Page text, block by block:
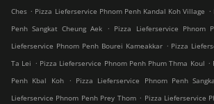
Ches . Pizza Lieferservice Phnom Penh Kandal Koh Village .
Penh Sangkat Cheung Aek
. Pizza Lieferservice Phnom
Lieferservice Phnom Penh Bourei Kameakkar . Pizza
Ta Lei . Pizza Lieferservice Phnom Penh Phum Thma Koul .
Penh Kbal Koh
. Pizza Lieferservice Phnom Penh
Lieferservice Phnom Penh Prey Thom . Pizza Lieferservice